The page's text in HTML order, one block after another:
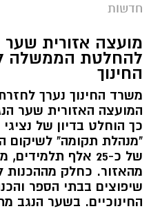
חדשות
מועצה אזורית שער
להחלטת הממשלה
החינוך
משרד החינוך נערך
כך הוחלט בדיון של
"מנהלת תקומה" לשיקום
מהאזור. כחלק מההכנות
שיפוצים בבתי הספר
החינוכיים. בשער הנגב